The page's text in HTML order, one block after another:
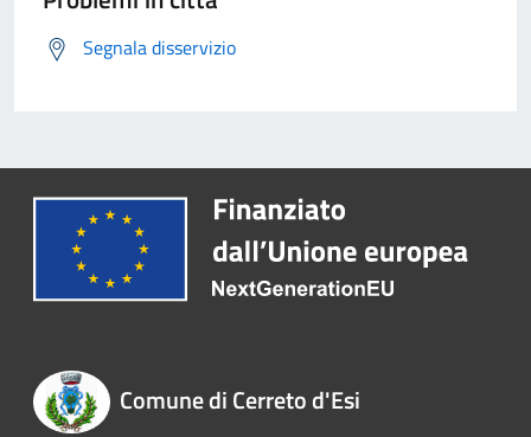
Segnala disservizio
Comune di Cerreto d'Esi